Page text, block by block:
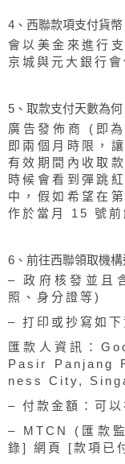
4、西聯款項支付貨幣
會以美金來進行
京城與元大銀行
5、取款支付天數為何
廣告發佈商 (即
即兩個月時限，
有效期間內收取
時候會看到彈跳
中，假如希望在
作於當月 15 號前
6、前往西聯領取機
– 政府核發並且
照、身分證等)
– 打印或抄寫如下
匯款人資訊：
Pasir Panjang
ness City,
– 付款金額：可
– MTCN (匯款
錄] 網頁 [款項已